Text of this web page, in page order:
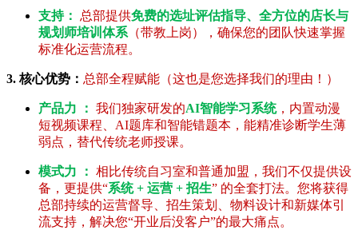
支持： 总部提供免费的选址评估指导、全方位的店长与
规划师培训体系 （带教上岗），确保您的团队快速掌握
标准化运营流程。
3. 核心优势： 总部全程赋能（这也是您选择我们的理由！）
产品力 ： 我们独家研发的AI智能学习系统，内置动漫
短视频课程、AI题库和智能错题本，能精准诊断学生薄
弱点，替代传统老师授课。
模式力 ： 相比传统自习室和普通加盟，我们不仅提供设
备，更提供“系统 + 运营 + 招生” 的全套打法。您将获得
总部持续的运营督导、招生策划、物料设计和新媒体引
流支持，解决您“开业后没客户”的最大痛点。